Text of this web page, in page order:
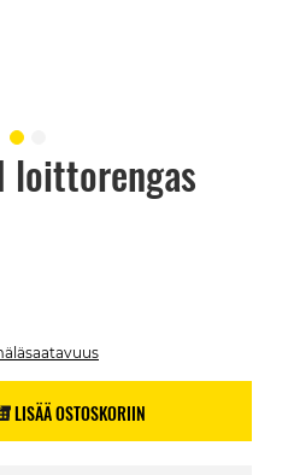
loittorengas
LISÄÄ OSTOSKORIIN